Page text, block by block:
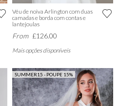
Véu de noiva Arlington com duas
camadas e borda com contas e
lantejoulas
From £126.00
Mais opções disponíveis
SUMMER15 - POUPE 15%